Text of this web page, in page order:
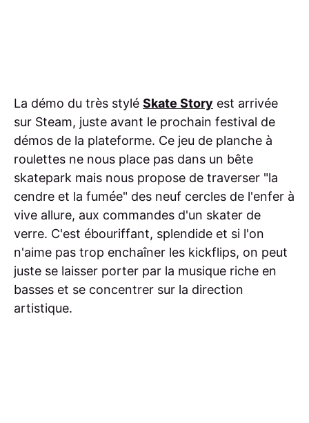
La démo du très stylé Skate Story est arrivée
sur Steam, juste avant le prochain festival de
démos de la plateforme. Ce jeu de planche à
roulettes ne nous place pas dans un bête
skatepark mais nous propose de traverser "la
cendre et la fumée" des neuf cercles de l'enfer à
vive allure, aux commandes d'un skater de
verre. C'est ébouriffant, splendide et si l'on
n'aime pas trop enchaîner les kickflips, on peut
juste se laisser porter par la musique riche en
basses et se concentrer sur la direction
artistique.